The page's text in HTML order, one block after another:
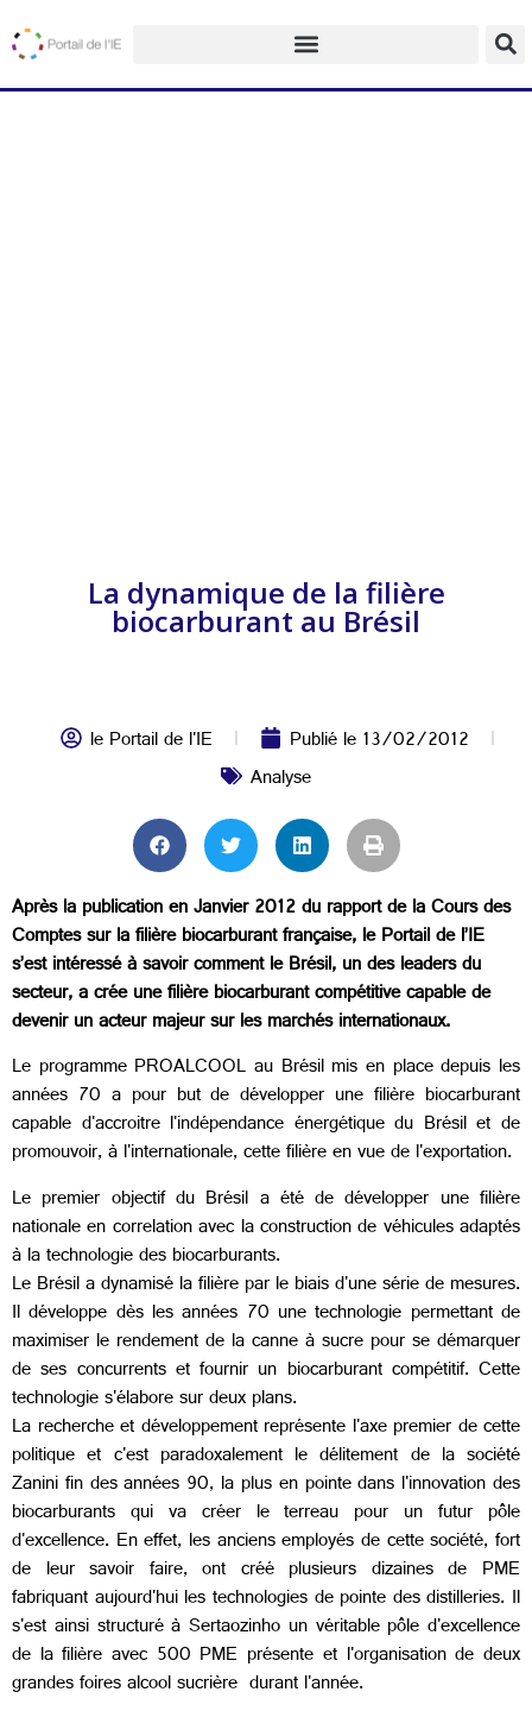
La dynamique de la filière
biocarburant au Brésil
le Portail de l'IE Publié le13/02/2012
Analyse
Après la publication en Janvier 2012 du rapport de la Cours des
Comptes sur la filière biocarburant française, le Portail de l’IE
s’est intéressé à savoir comment le Brésil, un des leaders du
secteur, a crée une filière biocarburant compétitive capable de
devenir un acteur majeur sur les marchés internationaux.
Le programme PROALCOOL au Brésil mis en place depuis les
années 70 a pour but de développer une filière biocarburant
capable d'accroitre l'indépendance énergétique du Brésil et de
promouvoir, à l'internationale, cette filière en vue de l'exportation.
Le premier objectif du Brésil a été de développer une filière
nationale en correlation avec la construction de véhicules adaptés
à la technologie des biocarburants.
Le Brésil a dynamisé la filière par le biais d'une série de mesures.
Il développe dès les années 70 une technologie permettant de
maximiser le rendement de la canne à sucre pour se démarquer
de ses concurrents et fournir un biocarburant compétitif. Cette
technologie s'élabore sur deux plans.
La recherche et développement représente l'axe premier de cette
politique et c'est paradoxalement le délitement de la société
Zanini fin des années 90, la plus en pointe dans l'innovation des
biocarburants qui va créer le terreau pour un futur pôle
d'excellence. En effet, les anciens employés de cette société, fort
de leur savoir faire, ont créé plusieurs dizaines de PME
fabriquant aujourd'hui les technologies de pointe des distilleries. Il
s'est ainsi structuré à Sertaozinho un véritable pôle d'excellence
de la filière avec 500 PME présente et l'organisation de deux
grandes foires alcool sucrière durant l'année.